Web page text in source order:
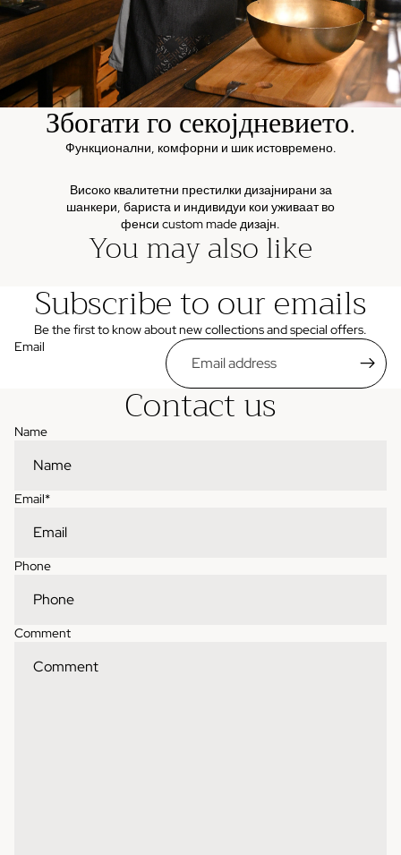
Збогати го секојдневието.
Функционални, комфорни и шик истовремено.
Високо квалитетни престилки дизајнирани за
шанкери, бариста и индивидуи кои уживаат во
фенси custom made дизајн.
You may also like
Subscribe to our emails
Be the first to know about new collections and special offers.
Email
Contact us
Name
Email*
Phone
Comment